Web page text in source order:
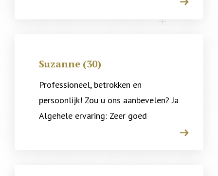
arrow
Suzanne (30)
Professioneel, betrokken en
persoonlijk! Zou u ons aanbevelen? Ja
Algehele ervaring: Zeer goed
arrow